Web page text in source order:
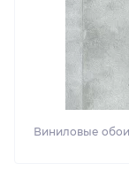
Виниловые